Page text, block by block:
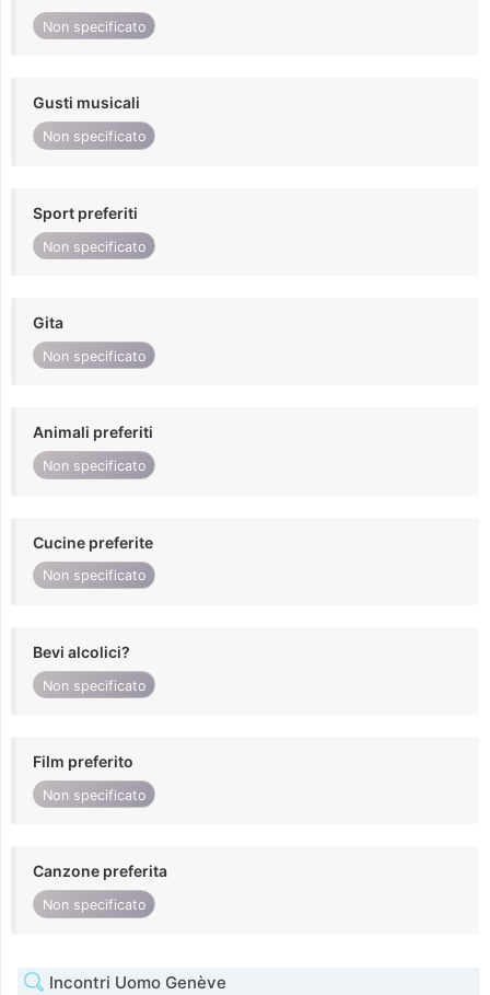
Non specificato
Gusti musicali
Non specificato
Sport preferiti
Non specificato
Gita
Non specificato
Animali preferiti
Non specificato
Cucine preferite
Non specificato
Bevi alcolici?
Non specificato
Film preferito
Non specificato
Canzone preferita
Non specificato
Incontri Uomo Genève